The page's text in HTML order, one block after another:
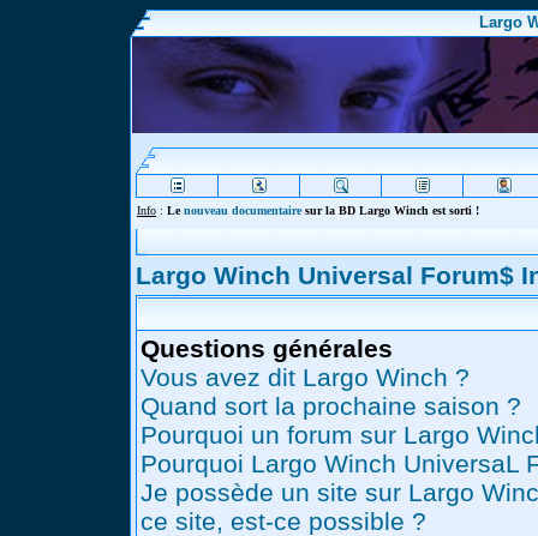
Largo
Info : Lenouveau documentairesur la BD Largo Winch est sorti !
Largo Winch Universal Forum$
Questions générales
Vous avez dit Largo Winch ?
Quand sort la prochaine saison ?
Pourquoi un forum sur Largo
Pourquoi Largo Winch UniversaL
Je possède un site sur Largo
ce site, est-ce possible ?